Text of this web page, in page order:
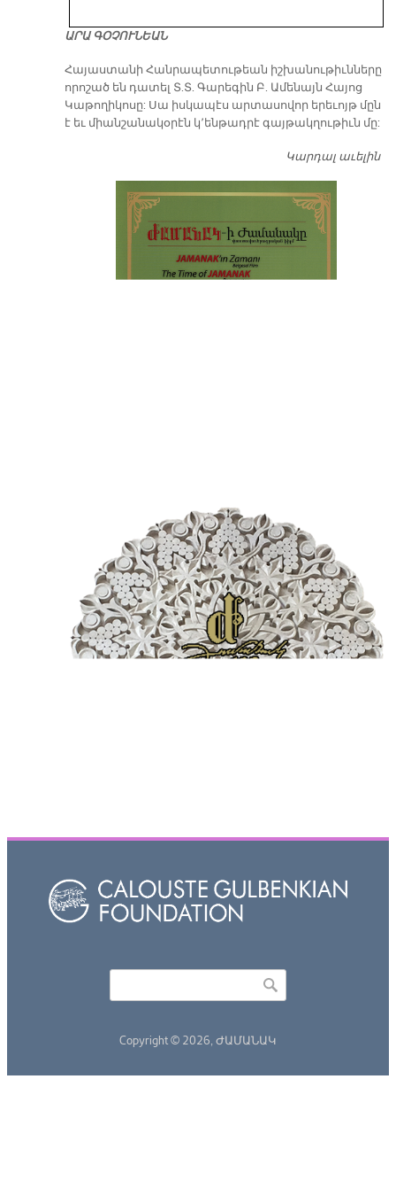
ԱՐԱ ԳՕՉՈՒՆԵԱՆ
​Հայաստանի Հանրապետութեան իշխանութիւնները
որոշած են դատել Տ.Տ. Գարեգին Բ. Ամենայն Հայոց
Կաթողիկոսը: Սա իսկապէս արտասովոր երեւոյթ մըն
է եւ միանշանակօրէն կ՚ենթադրէ գայթակղութիւն մը:
Կարդալ աւելին
Copyright © 2026, ԺԱՄԱՆԱԿ